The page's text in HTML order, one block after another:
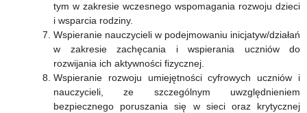
tym w zakresie wczesnego wspomagania rozwoju dzieci
i wsparcia rodziny.
Wspieranie nauczycieli w podejmowaniu inicjatyw/działań
w zakresie zachęcania i wspierania uczniów do
rozwijania ich aktywności fizycznej.
Wspieranie rozwoju umiejętności cyfrowych uczniów i
nauczycieli, ze szczególnym uwzględnieniem
bezpiecznego poruszania się w sieci oraz krytycznej